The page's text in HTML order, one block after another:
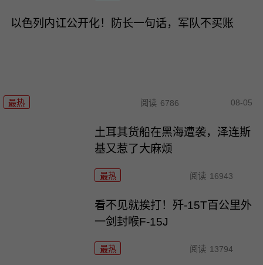
以色列内讧公开化！防长一句话，军队不买账
最热 阅读 6786 08-05
土耳其货船在黑海遭袭，泽连斯
基又惹了大麻烦
最热 阅读 16943
看不见就挨打！歼-15T百公里外
一剑封喉F-15J
最热 阅读 13794